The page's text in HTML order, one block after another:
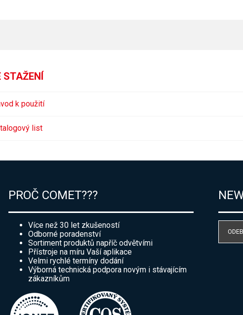
STAŽENÍ
k použití
list
PROČ COMET???
Více než 30 let zkušeností
Odborné poradenství
Sortiment produktů napříč odvětvími
Přístroje na míru Vaší aplikace
Velmi rychlé termíny dodání
Výborná technická podpora novým i stávajícím
zákazníkům